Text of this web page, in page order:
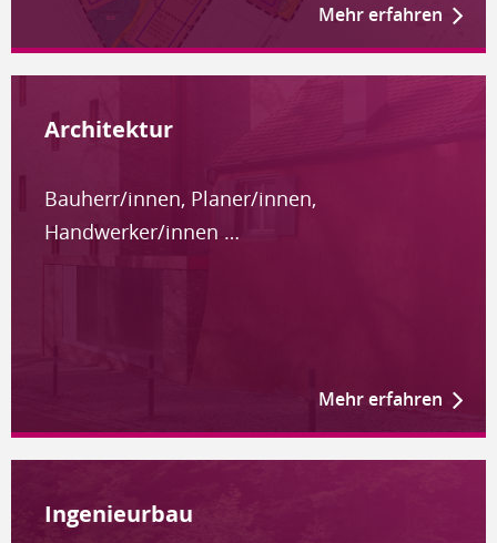
Mehr erfahren
Architektur
Bauherr/innen, Planer/innen,
Handwerker/innen …
Mehr erfahren
Ingenieurbau